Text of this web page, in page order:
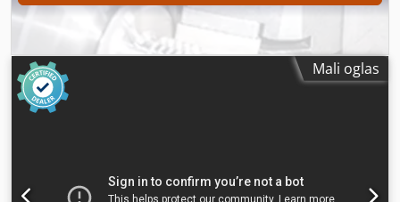
Mali oglas